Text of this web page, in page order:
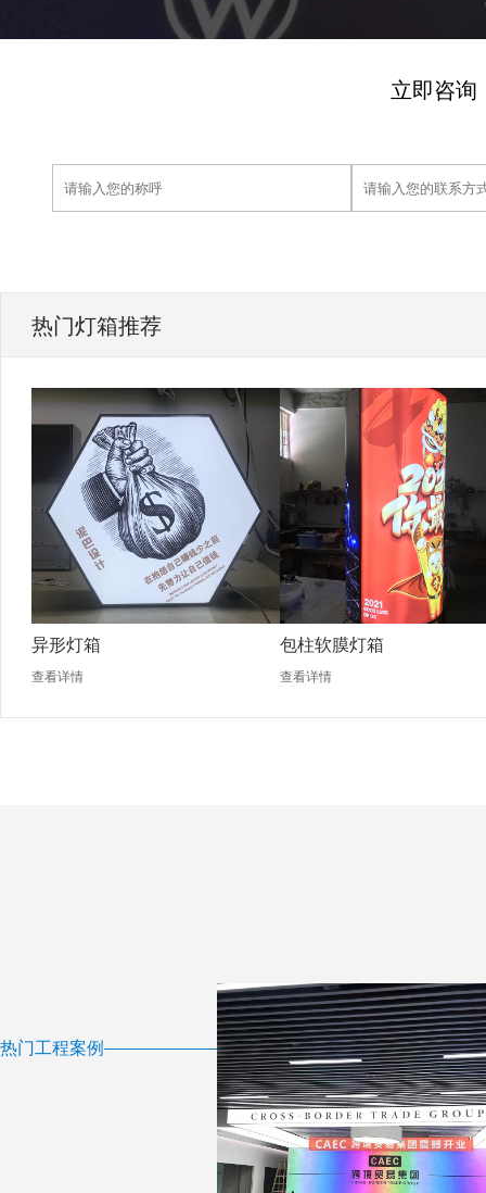
立即咨询
热门灯箱推荐
异形灯箱
查看详情
包柱软膜灯箱
查看详情
热门工程案例